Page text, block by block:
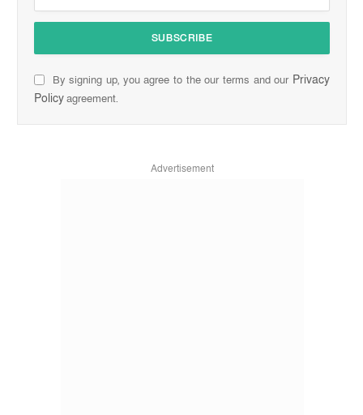
By signing up, you agree to the our terms and our Privacy
Policyagreement.
Advertisement